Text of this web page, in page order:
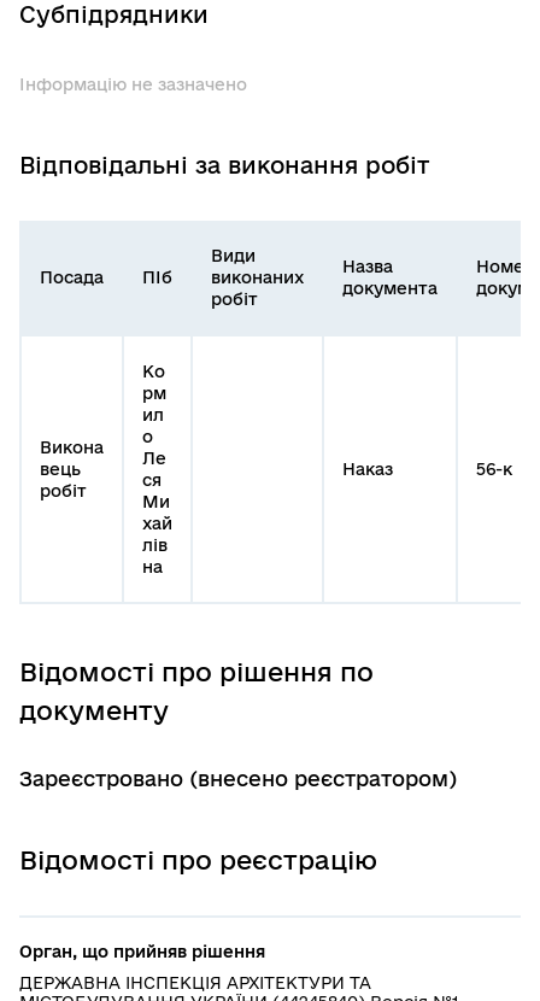
Субпідрядники
Інформацію не зазначено
Відповідальні за виконання робіт
Посада ПІб
Види
виконаних
робіт
Назва
документа
Номер
Викона
вець
робіт
Ко
рм
ил
о
Ле
ся
Ми
хай
лів
на
Наказ 56-к
Відомості про рішення по
документу
Зареєстровано (внесено реєстратором)
Відомості про реєстрацію
Орган, що прийняв рішення
ДЕРЖАВНА ІНСПЕКЦІЯ АРХІТЕКТУРИ ТА